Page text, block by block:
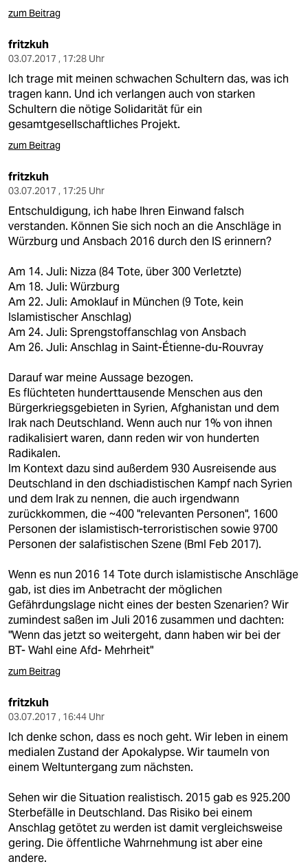
zum Beitrag
fritzkuh
03.07.2017 , 17:28 Uhr
Ich trage mit meinen schwachen Schultern das, was ich
tragen kann. Und ich verlangen auch von starken
Schultern die nötige Solidarität für ein
gesamtgesellschaftliches Projekt.
zum Beitrag
fritzkuh
03.07.2017 , 17:25 Uhr
Entschuldigung, ich habe Ihren Einwand falsch
verstanden. Können Sie sich noch an die Anschläge in
Würzburg und Ansbach 2016 durch den IS erinnern?
Am 14. Juli: Nizza (84 Tote, über 300 Verletzte)
Am 18. Juli: Würzburg
Am 22. Juli: Amoklauf in München (9 Tote, kein
Islamistischer Anschlag)
Am 24. Juli: Sprengstoffanschlag von Ansbach
Am 26. Juli: Anschlag in Saint-Étienne-du-Rouvray
Darauf war meine Aussage bezogen.
Es flüchteten hunderttausende Menschen aus den
Bürgerkriegsgebieten in Syrien, Afghanistan und dem
Irak nach Deutschland. Wenn auch nur 1% von ihnen
radikalisiert waren, dann reden wir von hunderten
Radikalen.
Im Kontext dazu sind außerdem 930 Ausreisende aus
Deutschland in den dschiadistischen Kampf nach Syrien
und dem Irak zu nennen, die auch irgendwann
zurückkommen, die ~400 "relevanten Personen", 1600
Personen der islamistisch-terroristischen sowie 9700
Personen der salafistischen Szene (BmI Feb 2017).
Wenn es nun 2016 14 Tote durch islamistische Anschläge
gab, ist dies im Anbetracht der möglichen
Gefährdungslage nicht eines der besten Szenarien? Wir
zumindest saßen im Juli 2016 zusammen und dachten:
"Wenn das jetzt so weitergeht, dann haben wir bei der
BT- Wahl eine Afd- Mehrheit"
zum Beitrag
fritzkuh
03.07.2017 , 16:44 Uhr
Ich denke schon, dass es noch geht. Wir leben in einem
medialen Zustand der Apokalypse. Wir taumeln von
einem Weltuntergang zum nächsten.
Sehen wir die Situation realistisch. 2015 gab es 925.200
Sterbefälle in Deutschland. Das Risiko bei einem
Anschlag getötet zu werden ist damit vergleichsweise
gering. Die öffentliche Wahrnehmung ist aber eine
andere.